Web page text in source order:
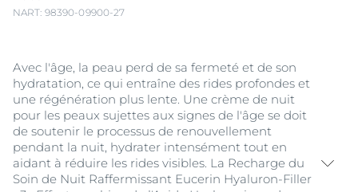
NART: 98390-09900-27
Avec l'âge, la peau perd de sa fermeté et de son
hydratation, ce qui entraîne des rides profondes et
une régénération plus lente. Une crème de nuit
pour les peaux sujettes aux signes de l'âge se doit
de soutenir le processus de renouvellement
pendant la nuit, hydrater intensément tout en
aidant à réduire les rides visibles. La Recharge du
Soin de Nuit Raffermissant Eucerin Hyaluron-Filler